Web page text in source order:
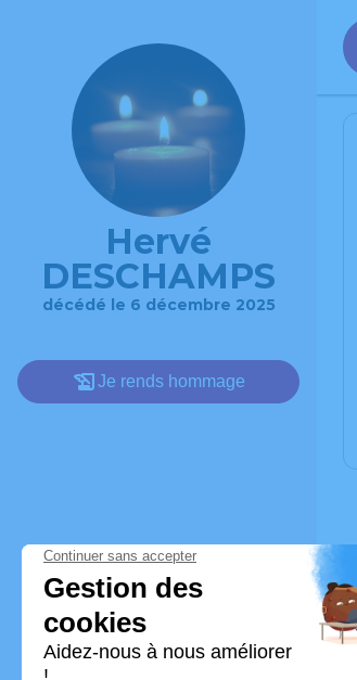
Hervé
DESCHAMPS
décédé le 6 décembre 2025
Je rends hommage